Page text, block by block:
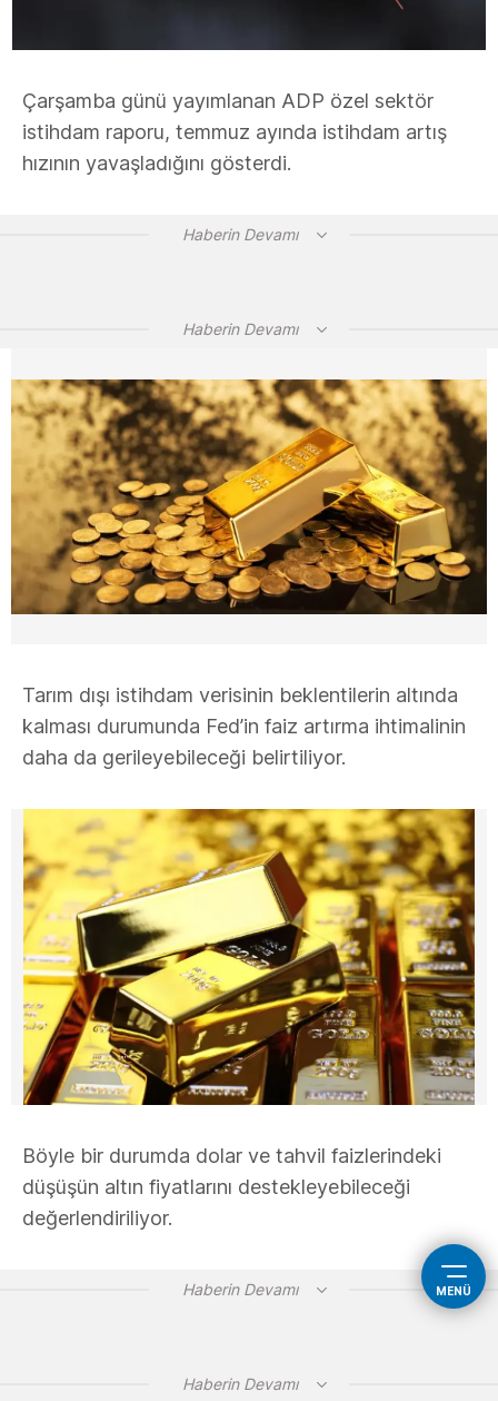
MENÜ
Çarşamba günü yayımlanan ADP özel sektör
istihdam raporu, temmuz ayında istihdam artış
hızının yavaşladığını gösterdi.
Haberin Devamı
Haberin Devamı
Tarım dışı istihdam verisinin beklentilerin altında
kalması durumunda Fed’in faiz artırma ihtimalinin
daha da gerileyebileceği belirtiliyor.
Böyle bir durumda dolar ve tahvil faizlerindeki
düşüşün altın fiyatlarını destekleyebileceği
değerlendiriliyor.
Haberin Devamı
Haberin Devamı